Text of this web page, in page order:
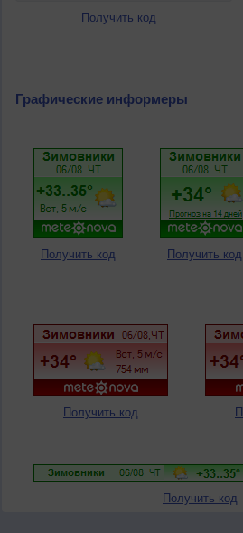
Получить код
Графические информеры
Получить код
Получить код
Получить код
Получить код